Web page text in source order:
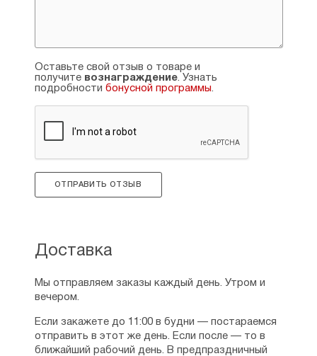
Оставьте свой отзыв о товаре и
получите вознаграждение. Узнать
подробности бонусной программы.
ОТПРАВИТЬ ОТЗЫВ
Доставка
Мы отправляем заказы каждый день. Утром и
вечером.
Если закажете до 11:00 в будни — постараемся
отправить в этот же день. Если после — то в
ближайший рабочий день. В предпраздничный